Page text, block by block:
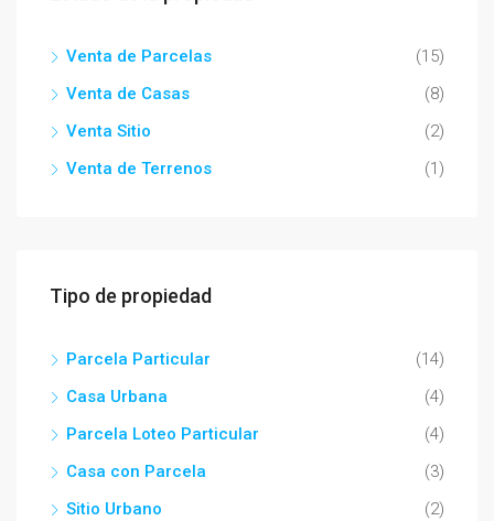
Venta de Parcelas
(15)
Venta de Casas
(8)
Venta Sitio
(2)
Venta de Terrenos
(1)
Tipo de propiedad
Parcela Particular
(14)
Casa Urbana
(4)
Parcela Loteo Particular
(4)
Casa con Parcela
(3)
Sitio Urbano
(2)